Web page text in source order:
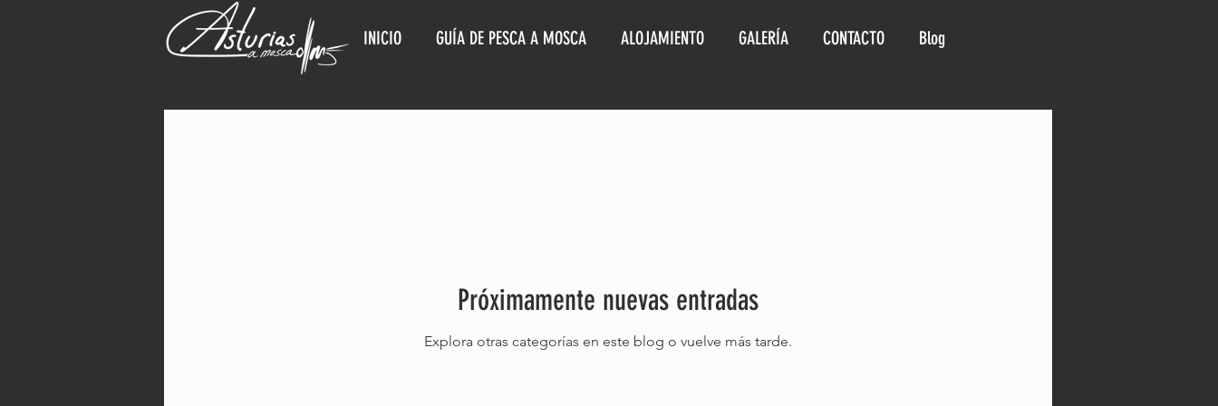
INICIO GUÍA DE PESCA A MOSCA ALOJAMIENTO GALERÍA CONTACTO Blog
Próximamente nuevas entradas
Explora otras categorías en este blog o vuelve más tarde.